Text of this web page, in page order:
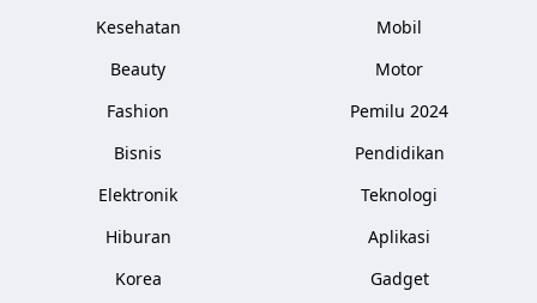
Kesehatan
Beauty
Fashion
Bisnis
Elektronik
Hiburan
Korea
Mobil
Motor
Pemilu 2024
Pendidikan
Teknologi
Aplikasi
Gadget